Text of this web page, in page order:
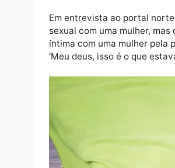
terceira pessoa, o
norte-americana,
Em entrevista ao portal
sexual com uma
íntima com uma mulher
‘Meu deus, isso é o que